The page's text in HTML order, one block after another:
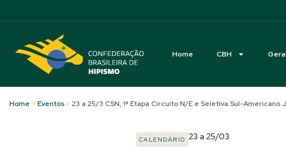
Home CBH Geral
Home > Eventos > 23 a 25/3 CSN, 1ª Etapa Circuito N/E e Seletiva Sul-Americano
CALENDÁRIO 23 a 25/03